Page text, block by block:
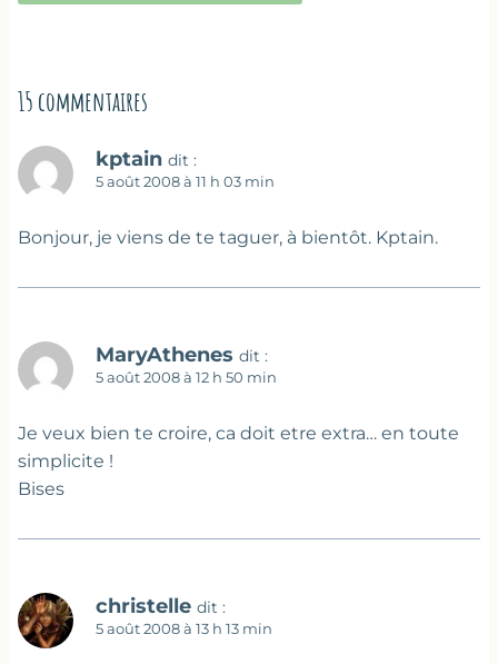
15 commentaires
kptain dit :
5 août 2008 à 11 h 03 min
Bonjour, je viens de te taguer, à bientôt. Kptain.
MaryAthenes dit :
5 août 2008 à 12 h 50 min
Je veux bien te croire, ca doit etre extra… en toute
simplicite !
Bises
christelle dit :
5 août 2008 à 13 h 13 min